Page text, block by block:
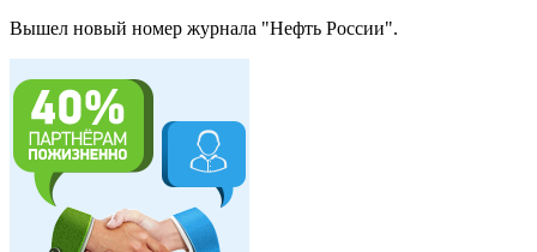
Вышел новый номер журнала "Нефть России".